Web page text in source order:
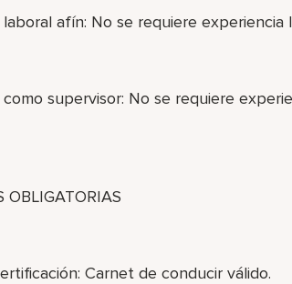
laboral afín: No se requiere experiencia
supervisor: No se requiere
OBLIGATORIAS
Carnet de conducir válido.